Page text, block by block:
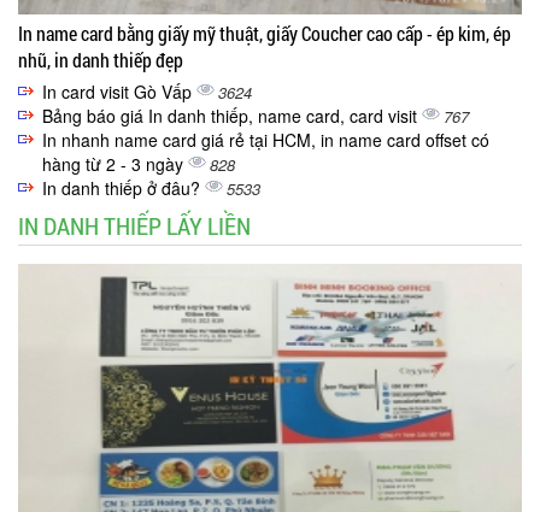
In name card bằng giấy mỹ thuật, giấy Coucher cao cấp - ép kim, ép
nhũ, in danh thiếp đẹp
In card visit Gò Vấp 3624
Bảng báo giá In danh thiếp, name card, card visit 767
In nhanh name card giá rẻ tại HCM, in name card offset có
hàng từ 2 - 3 ngày
828
In danh thiếp ở đâu? 5533
IN DANH THIẾP LẤY LIỀN